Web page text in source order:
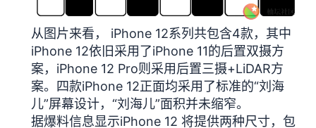
从图片来看， iPhone 12系列共包含4款，其中
iPhone 12依旧采用了iPhone 11的后置双摄方
案，iPhone 12 Pro则采用后置三摄+LiDAR方
案。四款iPhone 12正面均采用了标准的“刘海
儿”屏幕设计，“刘海儿”面积并未缩窄。
据爆料信息显示iPhone 12 将提供两种尺寸，包